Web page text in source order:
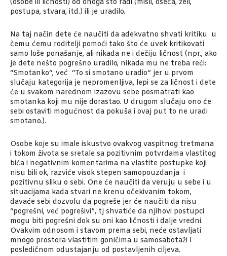
(osobe ili ličnosti) od onoga što radi (misli, oseća, želi,
postupa, stvara, itd.) ili je uradilo.
Na taj način dete će naučiti da adekvatno shvati kritiku u
čemu ćemu roditelji pomoći tako što će uvek kritikovati
samo loše ponašanje, ali nikada ne i dečiju ličnost (npr., ako
je dete nešto pogrešno uradilo, nikada mu ne treba reći:
“Smotanko“, već “To si smotano uradio” jer u prvom
slučaju kategorija je nepromenljiva, lepi se za ličnost i dete
će u svakom narednom izazovu sebe posmatrati kao
smotanka koji mu nije dorastao. U drugom slučaju ono će
sebi ostaviti mogućnost da pokuša i ovaj put to ne uradi
smotano.).
Osobe koje su imale iskustvo ovakvog vaspitnog tretmana
i tokom života se sretale sa pozitivnim potvrdama vlastitog
bića i negativnim komentarima na vlastite postupke koji
nisu bili ok, razviće visok stepen samopouzdanja i
pozitivnu sliku o sebi. One će naučiti da veruju u sebe i u
situacijama kada stvari ne krenu očekivanim tokom,
davaće sebi dozvolu da pogreše jer će naučiti da nisu
“pogrešni, već pogrešivi”, tj shvatiće da njihovi postupci
mogu biti pogrešni dok su oni kao ličnosti i dalje vredni.
Ovakvim odnosom i stavom prema sebi, neće ostavljati
mnogo prostora vlastitim goničima u samosabotaži I
posledičnom odustajanju od postavljenih ciljeva.